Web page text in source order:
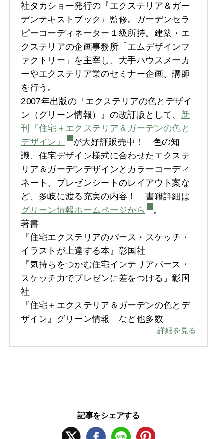
社タカショー発行の『エクステリア＆ガー
デンテキストブック』監修。ガーデンセラ
ピーコーディネーター１級所持。建築・エ
クステリアの企画事務所「エムデザインフ
ァクトリー」を主宰し、大手ハウスメーカ
ーやエクステリア業のセミナー企画、講師
を行う。
2007年出版の『エクステリアの色とデザイ
ン（グリーン情報）』の改訂版として、 新
刊『住宅＋エクステリア＆ガーデンの色と
デザイン』
が大好評販売中！ 色の知
識、住宅デザイン様式に合わせたエクステ
リア＆ガーデンデザインとカラーコーディ
ネート、プレゼンシートのレイアウト案な
ど、多岐に渡る充実の内容！ 書籍詳細は
グリーン情報ホームページから
。
著書
『住宅エクステリアのパース・スケッチ・
イラストが上達する本』彰国社
『気持ちをつかむ住宅インテリアパース・
スケッチ力でプレゼンに差をつける』彰国
社
『住宅＋エクステリア＆ガーデンの色とデ
ザイン』グリーン情報 など他多数
詳細を見る
記事をシェアする